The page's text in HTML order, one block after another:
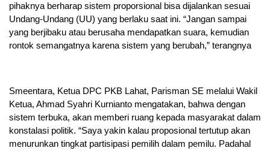
pihaknya berharap sistem proporsional bisa dijalankan sesuai
Undang-Undang (UU) yang berlaku saat ini. “Jangan sampai
yang berjibaku atau berusaha mendapatkan suara, kemudian
rontok semangatnya karena sistem yang berubah,” terangnya
Smeentara, Ketua DPC PKB Lahat, Parisman SE melalui Wakil
Ketua, Ahmad Syahri Kurnianto mengatakan, bahwa dengan
sistem terbuka, akan memberi ruang kepada masyarakat dalam
konstalasi politik. “Saya yakin kalau proposional tertutup akan
menurunkan tingkat partisipasi pemilih dalam pemilu. Padahal